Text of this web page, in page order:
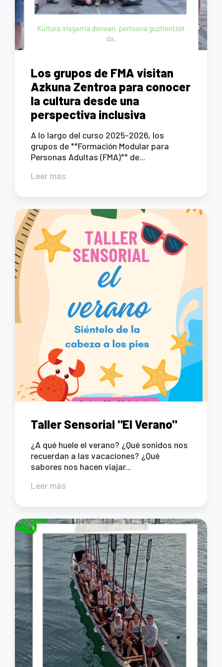
Los grupos de FMA visitan
Azkuna Zentroa para conocer
la cultura desde una
perspectiva inclusiva
A lo largo del curso 2025-2026, los
grupos de **Formación Modular para
Personas Adultas (FMA)** de...
Leer más
Taller Sensorial "El Verano"
¿A qué huele el verano? ¿Qué sonidos nos
recuerdan a las vacaciones? ¿Qué
sabores nos hacen viajar...
Leer más